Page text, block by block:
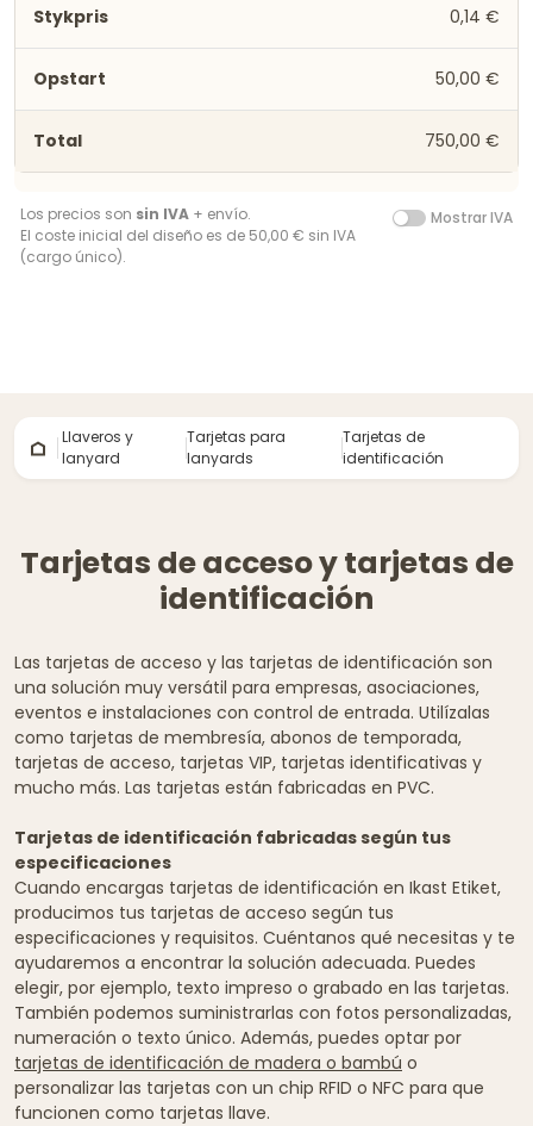
0,14 €
50,00 €
750,00 €
Los precios son sin IVA + envío.
El coste inicial del diseño es de 50,00 € sin IVA
(cargo único).
Mostrar IVA
Llaveros y
lanyard
Tarjetas para
lanyards
Tarjetas de
identificación
Tarjetas de acceso y tarjetas de
identificación
Las tarjetas de acceso y las tarjetas de identificación son
una solución muy versátil para empresas, asociaciones,
eventos e instalaciones con control de entrada. Utilízalas
como tarjetas de membresía, abonos de temporada,
tarjetas de acceso, tarjetas VIP, tarjetas identificativas y
mucho más. Las tarjetas están fabricadas en PVC.
Tarjetas de identificación fabricadas según tus
especificaciones
Cuando encargas tarjetas de identificación en Ikast Etiket,
producimos tus tarjetas de acceso según tus
especificaciones y requisitos. Cuéntanos qué necesitas y te
ayudaremos a encontrar la solución adecuada. Puedes
elegir, por ejemplo, texto impreso o grabado en las tarjetas.
También podemos suministrarlas con fotos personalizadas,
numeración o texto único. Además, puedes optar por
tarjetas de identificación de madera o bambú o
personalizar las tarjetas con un chip RFID o NFC para que
funcionen como tarjetas llave.